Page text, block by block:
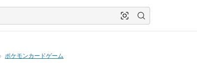
ポケモンカードゲーム